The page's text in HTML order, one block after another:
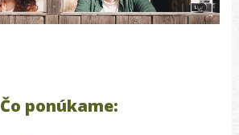
Čo ponúkame: